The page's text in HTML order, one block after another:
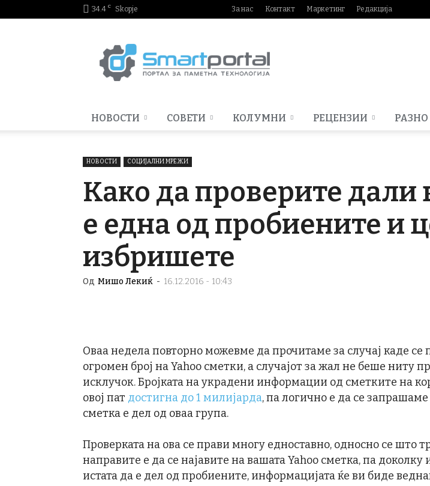
34.4 C Skopje За нас Контакт Маркетинг Редакција
НОВОСТИ СОВЕТИ КОЛУМНИ РЕЦЕНЗИИ РАЗНО
НОВОСТИ СОЦИЈАЛНИ МРЕЖИ
Како да проверите дали
е една од пробиените и
избришете
Од Мишо Лекиќ - 16.12.2016 - 10:43
Оваа недела повторно можевме да прочитаме за случај каде се
огромен број на Yahoo сметки, а случајот за жал не беше ниту
исклучок. Бројката на украдени информации од сметките на
овој пат достигна до 1 милијарда, па логично е да се
сметка е дел од оваа група.
Проверката на ова се прави многу едноставно, односно се што
направите е да се најавите на вашата Yahoo сметка, па
истата да е дел од пробиените, информацијата ќе ви биде